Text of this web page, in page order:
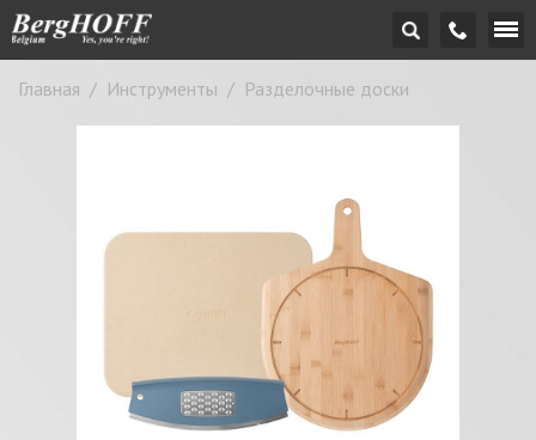
Главная / Инструменты / Разделочные доски